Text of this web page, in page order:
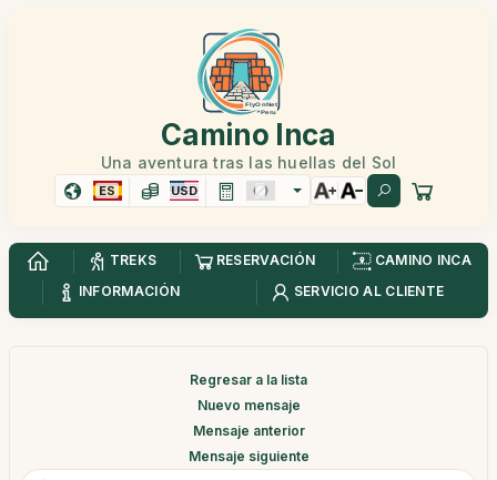
Camino Inca
Una aventura tras las huellas del Sol
ES USD
TREKS RESERVACIÓN
CAMINO INCA
INFORMACIÓN
SERVICIO AL CLIENTE
Regresar a la lista
Nuevo mensaje
Mensaje anterior
Mensaje siguiente